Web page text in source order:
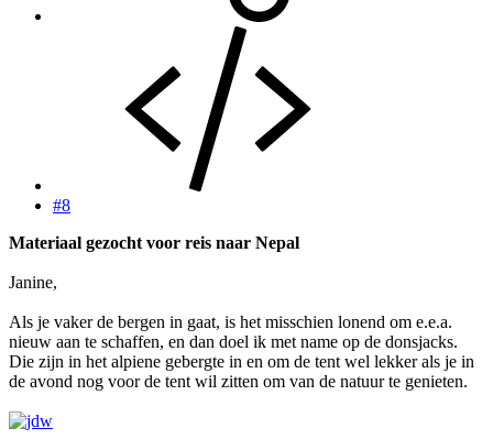
#8
Materiaal gezocht voor reis naar Nepal
Janine,
Als je vaker de bergen in gaat, is het misschien lonend om e.e.a.
nieuw aan te schaffen, en dan doel ik met name op de donsjacks.
Die zijn in het alpiene gebergte in en om de tent wel lekker als je in
de avond nog voor de tent wil zitten om van de natuur te genieten.